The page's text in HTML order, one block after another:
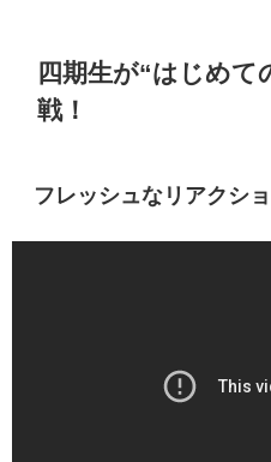
四期生が“はじめて
戦！
フレッシュなリアクシ